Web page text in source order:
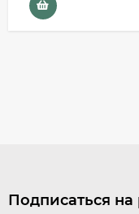
Подписаться на